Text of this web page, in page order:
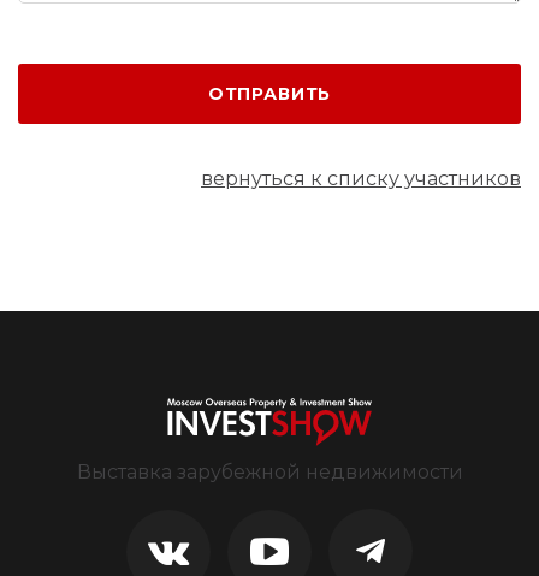
ОТПРАВИТЬ
вернуться к списку участников
Выставка зарубежной недвижимости